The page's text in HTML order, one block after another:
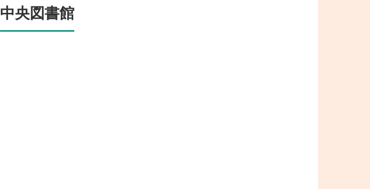
中央図書館